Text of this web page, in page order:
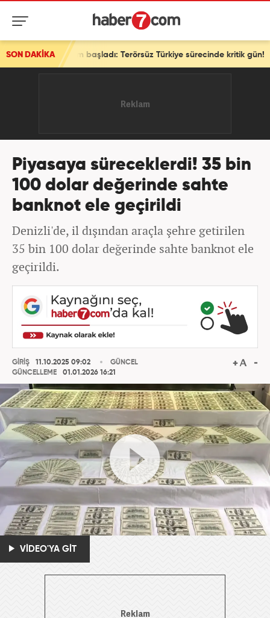
SON DAKİKA
başladı: Terörsüz Türkiye sürecinde kritik gün!
Piyasaya süreceklerdi! 35 bin
100 dolar değerinde sahte
banknot ele geçirildi
Denizli'de, il dışından araçla şehre getirilen
35 bin 100 dolar değerinde sahte banknot ele
geçirildi.
GİRİŞ
11.10.2025 09:02
GÜNCELLEME
01.01.2026 16:21
GÜNCEL
VİDEO'YA GİT